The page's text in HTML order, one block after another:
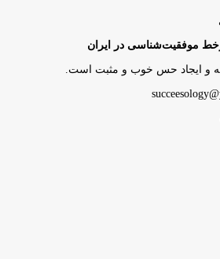
موفقیت‌شناسی در ایران
و ایجاد حس خوب و مثبت است.